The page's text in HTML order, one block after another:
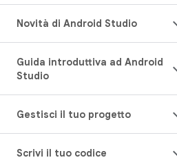
Novità di Android Studio
Guida introduttiva ad Android
Studio
Gestisci il tuo progetto
Scrivi il tuo codice